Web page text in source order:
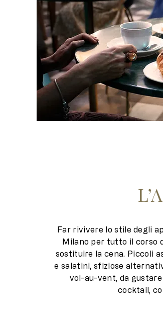
Far rivivere lo stile degli
Milano per tutto il corso
sostituire la cena. Piccoli
e salatini, sfiziose
vol-au-vent, da
cocktail,